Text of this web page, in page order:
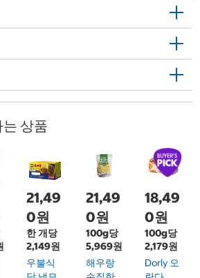
상품
21,49
0원
한 개당
2,149원
우불식
21,49
0원
100g당
5,969원
해우랑
18,49
0원
100g당
2,179원
Dorly 오